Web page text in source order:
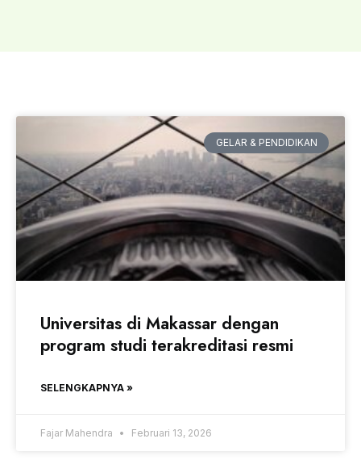
GELAR & PENDIDIKAN
Universitas di Makassar dengan
program studi terakreditasi resmi
SELENGKAPNYA »
Fajar Mahendra Februari 13, 2026